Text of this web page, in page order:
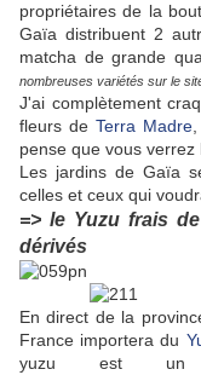
propriétaires de la
Gaïa distribuent 2
matcha de grande
nombreuses variétés sur le
J'ai complètement
fleurs de Terra Madre,
pense que vous verrez
Les jardins de Gaïa
celles et ceux qui
=> le Yuzu frais
dérivés
En direct de la
France importera du
yuzu est un